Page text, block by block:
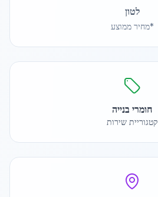
לטון
*מחיר ממוצע
חומרי בנייה
קטגוריית שירות